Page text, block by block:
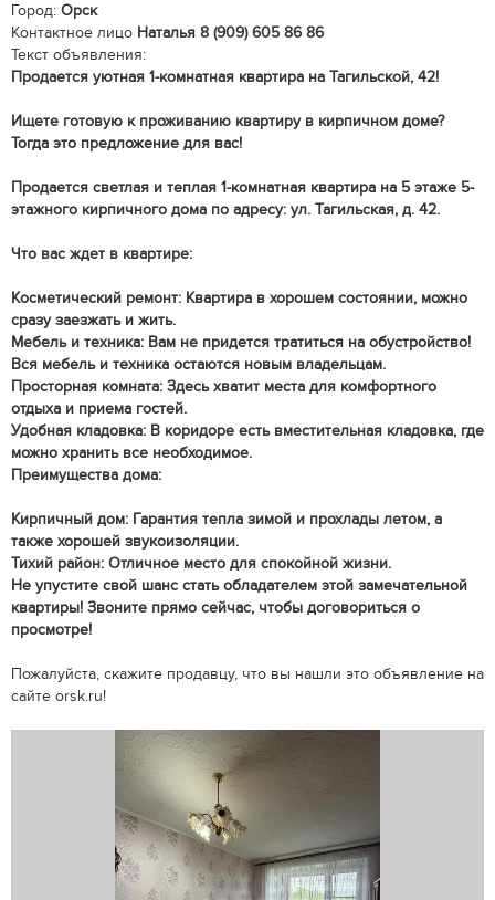
Город: Орск
Контактное лицо Наталья 8 (909) 605 86 86
Текст объявления:
Продается уютная 1-комнатная квартира на Тагильской, 42!
Ищете готовую к проживанию квартиру в кирпичном доме?
Тогда это предложение для вас!
Продается светлая и теплая 1-комнатная квартира на 5 этаже 5-
этажного кирпичного дома по адресу: ул. Тагильская, д. 42.
Что вас ждет в квартире:
Косметический ремонт: Квартира в хорошем состоянии, можно
сразу заезжать и жить.
Мебель и техника: Вам не придется тратиться на обустройство!
Вся мебель и техника остаются новым владельцам.
Просторная комната: Здесь хватит места для комфортного
отдыха и приема гостей.
Удобная кладовка: В коридоре есть вместительная кладовка, где
можно хранить все необходимое.
Преимущества дома:
Кирпичный дом: Гарантия тепла зимой и прохлады летом, а
также хорошей звукоизоляции.
Тихий район: Отличное место для спокойной жизни.
Не упустите свой шанс стать обладателем этой замечательной
квартиры! Звоните прямо сейчас, чтобы договориться о
просмотре!
Пожалуйста, скажите продавцу, что вы нашли это объявление на
сайте orsk.ru!